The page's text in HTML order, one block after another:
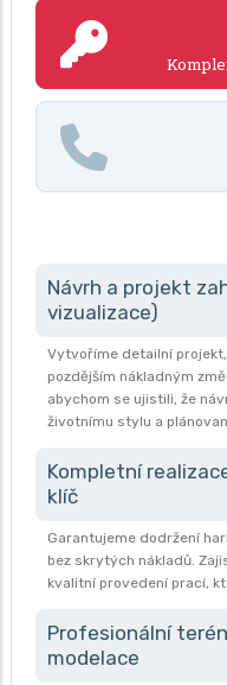
Návrh a projekt
vizualizace)
Vytvoříme detailní
pozdějším nákladným
abychom se ujistili, že
životnímu stylu a
Kompletní
klíč
Garantujeme dodržení
bez skrytých nákladů.
kvalitní provedení prací,
Profesionální
modelace